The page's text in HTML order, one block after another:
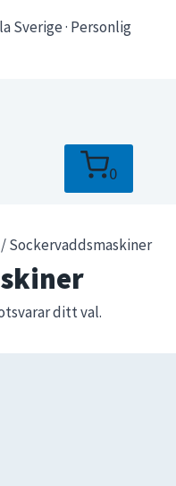
Sverige · Personlig
0
/Sockervaddsmaskiner
ditt val.